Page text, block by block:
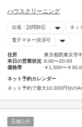
ハウスクリーニング
出張・訪問対応 ネッ
電子マネー決済可
住所
東京都西東京市
本日の営業状況 8:00〜20:00
価格帯
￥1,500〜￥
ネット予約カレンダー
ネット予約で最大10,000円分の
店舗公式